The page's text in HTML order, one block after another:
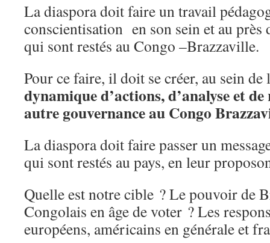
La diaspora doit faire un travail
conscientisation en son sein et au près
qui sont restés au Congo –Brazzaville.
Pour ce faire, il doit se créer, au sein
dynamique d’actions, d’analyse et
autre gouvernance au Congo
La diaspora doit faire passer un
qui sont restés au pays, en leur
Quelle est notre cible ? Le pouvoir de
Congolais en âge de voter ? Les
européens, américains en générale et